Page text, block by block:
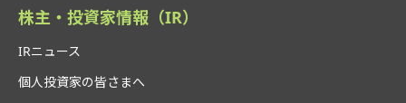
株主・投資家情報（IR）
IRニュース
個人投資家の皆さまへ